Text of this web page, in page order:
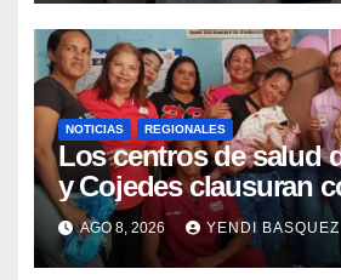
NOTICIAS REGIONALES
Los centros de salud
y Cojedes clausuran
Semana Mundial de
Materna
AGO 8, 2026 YENDI BASQUEZ